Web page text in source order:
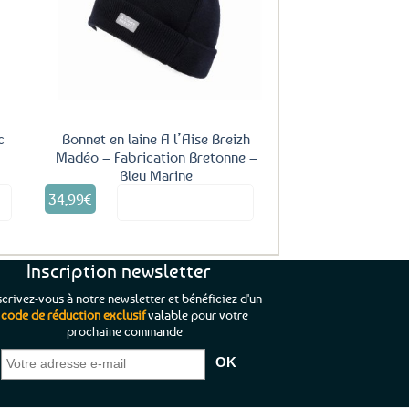
être
choisies
Bonnet en laine A l’Aise Breizh
Madéo – Fabrication Bretonne –
Bleu Marine
34,99€
je pouvais pas
;)
mon achat et
rien”Jade C.
“C’est agréable et tout aussi rassurant
de constater qu’il n’y a pas de petite
commande, mais un client à satisfaire.”
Inscription newsletter
vous à notre newsletter et bénéficiez d'un
code de réduction exclusifvalable pour votre
prochaine commande